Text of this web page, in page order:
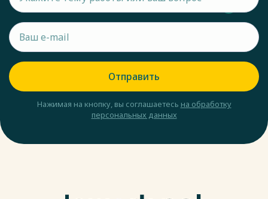
Отправить
Нажимая на кнопку, вы соглашаетесь на обработку
персональных данных